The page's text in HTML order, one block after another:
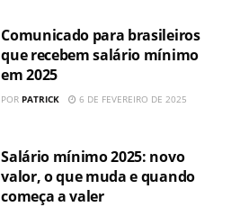
Comunicado para brasileiros
que recebem salário mínimo
em 2025
POR PATRICK 6 DE FEVEREIRO DE 2025
Salário mínimo 2025: novo
valor, o que muda e quando
começa a valer